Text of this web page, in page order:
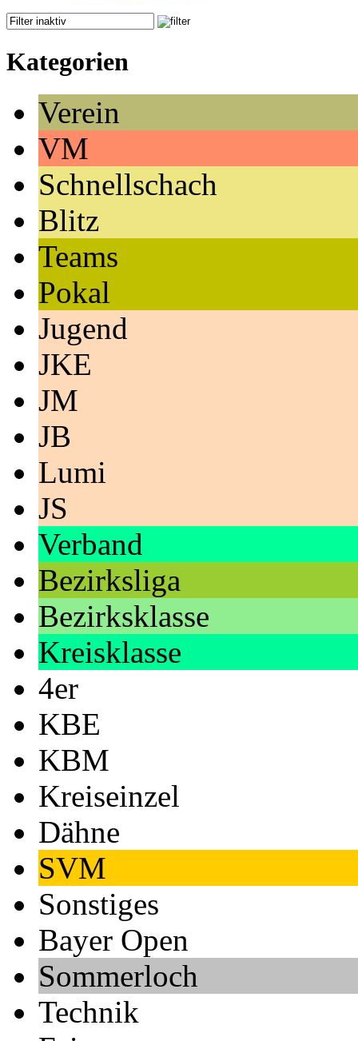
Kategorien
Verein
VM
Schnellschach
Blitz
Teams
Pokal
Jugend
JKE
JM
JB
Lumi
JS
Verband
Bezirksliga
Bezirksklasse
Kreisklasse
4er
KBE
KBM
Kreiseinzel
Dähne
SVM
Sonstiges
Bayer Open
Sommerloch
Technik